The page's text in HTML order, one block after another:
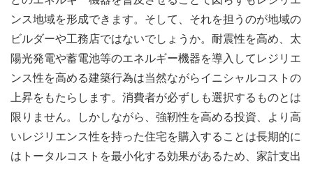
ンス地域を形成できます。そして、それを担うのが地域の
ビルダーや工務店ではないでしょうか。耐震性を高め、太
陽光発電や蓄電池等のエネルギー機器を導入してレジリエ
ンス性を高める建築行為は当然ながらイニシャルコストの
上昇をもたらします。消費者が必ずしも選択するものとは
限りません。しかしながら、強靭性を高める投資、より高
いレジリエンス性を持った住宅を購入することは長期的に
はトータルコストを最小化する効果があるため、家計支出